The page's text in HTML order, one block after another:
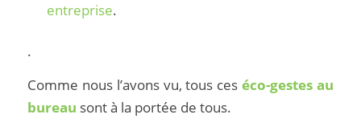
entreprise.
.
Comme nous l’avons vu, tous ces éco-gestes au
bureau sont à la portée de tous.